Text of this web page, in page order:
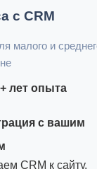
с CRM
малого и
лет опыта
с вашим
CRM к сайту,